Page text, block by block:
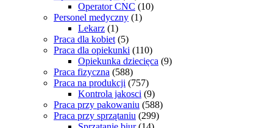
Operator CNC (10)
Personel medyczny (1)
Lekarz (1)
Praca dla kobiet (5)
Praca dla opiekunki (110)
Opiekunka dziecięca (9)
Praca fizyczna (588)
Praca na produkcji (757)
Kontrola jakosci (9)
Praca przy pakowaniu (588)
Praca przy sprzątaniu (299)